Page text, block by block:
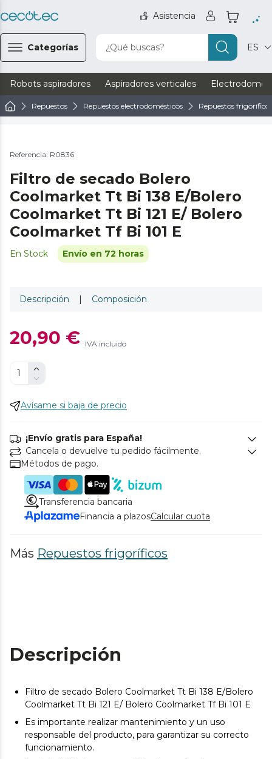
Asistencia
Categorías ¿Qué buscas? ES
Robots aspiradores Aspiradores verticales
Repuestos Repuestos electrodomésticos Repuestos frigoríficos
Referencia: R0836
Filtro de secado Bolero
Coolmarket Tt Bi 138 E/Bolero
Coolmarket Tt Bi 121 E/ Bolero
Coolmarket Tf Bi 101 E
En Stock Envío en 72 horas
Descripción | Composición
20,90 € IVA incluido
Avísame si baja de precio
¡Envío gratis para España!
Cancela o devuelve tu pedido fácilmente.
Métodos de pago.
Transferencia bancaria
Financia a plazosCalcular cuota
Más Repuestos frigoríficos
Descripción
Filtro de secado Bolero Coolmarket Tt Bi 138 E/Bolero
Coolmarket Tt Bi 121 E/ Bolero Coolmarket Tf Bi 101 E
Es importante realizar mantenimiento y un uso
responsable del producto, para garantizar su correcto
funcionamiento.